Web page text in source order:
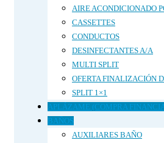
AIRE ACONDICIONADO
CASSETTES
CONDUCTOS
DESINFECTANTES A/A
MULTI SPLIT
OFERTA FINALIZACIÓN
SPLIT 1×1
APLÁZAME (COMPRA
BAÑOS
AUXILIARES BAÑO